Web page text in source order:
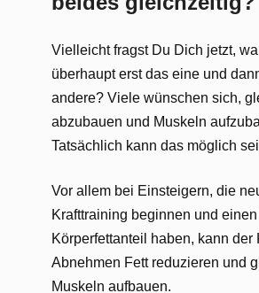
Vielleicht fragst Du Dich jetzt,
überhaupt erst das eine und
andere? Viele wünschen sich,
abzubauen und Muskeln
Tatsächlich kann das möglich
Vor allem bei Einsteigern, die
Krafttraining beginnen und
Körperfettanteil haben, kann der
Abnehmen Fett reduzieren und
Muskeln aufbauen.